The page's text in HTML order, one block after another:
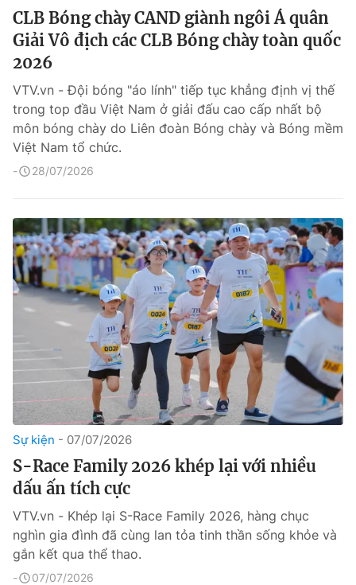
CLB Bóng chày CAND giành ngôi Á quân
Giải Vô địch các CLB Bóng chày toàn quốc
2026
VTV.vn - Đội bóng "áo lính" tiếp tục khẳng định vị thế
trong top đầu Việt Nam ở giải đấu cao cấp nhất bộ
môn bóng chày do Liên đoàn Bóng chày và Bóng mềm
Việt Nam tổ chức.
28/07/2026
Sự kiện 07/07/2026
S-Race Family 2026 khép lại với nhiều
dấu ấn tích cực
VTV.vn - Khép lại S-Race Family 2026, hàng chục
nghìn gia đình đã cùng lan tỏa tinh thần sống khỏe và
gắn kết qua thể thao.
07/07/2026